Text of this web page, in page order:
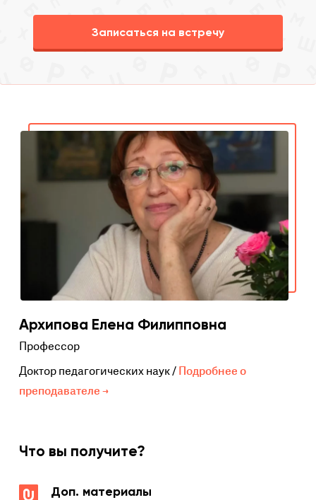
Записаться на встречу
Архипова Елена Филипповна
Профессор
Доктор педагогических наук /Подробнее о
преподавателе →
Что вы получите?
Доп. материалы